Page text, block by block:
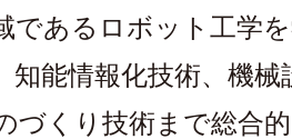
であるロボット工学
知能情報化技術、機械
づくり技術まで総合